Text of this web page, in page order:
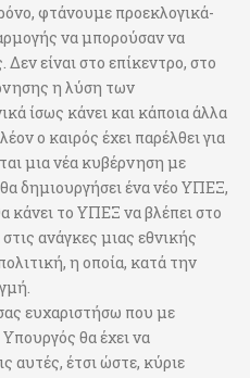
φτάνουμε προεκλογικά-
να μπορούσαν να
Δεν είναι στο επίκεντρο, στο
η λύση των
ίσως κάνει και κάποια άλλα
ο καιρός έχει παρέλθει για
μια νέα κυβέρνηση με
δημιουργήσει ένα νέο ΥΠΕΞ,
κάνει το ΥΠΕΞ να βλέπει στο
ανάγκες μιας εθνικής
η οποία, κατά την
ευχαριστήσω που με
θα έχει να
αυτές, έτσι ώστε, κύριε